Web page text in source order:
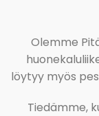
Olemme
löytyy myös
Tiedämme,